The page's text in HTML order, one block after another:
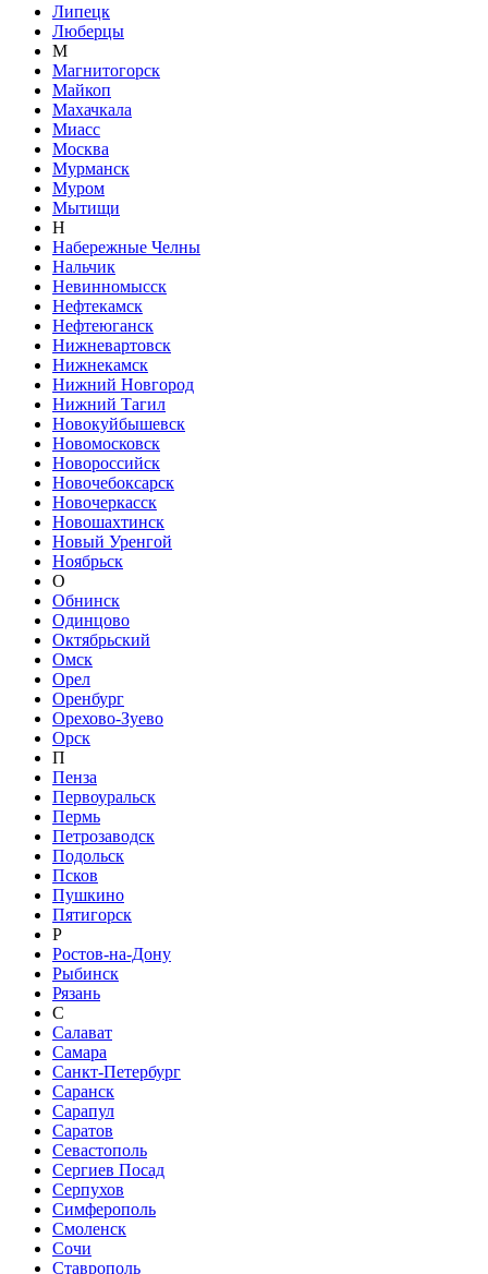
Липецк
Люберцы
М
Магнитогорск
Майкоп
Махачкала
Миасс
Москва
Мурманск
Муром
Мытищи
Н
Набережные Челны
Нальчик
Невинномысск
Нефтекамск
Нефтеюганск
Нижневартовск
Нижнекамск
Нижний Новгород
Нижний Тагил
Новокуйбышевск
Новомосковск
Новороссийск
Новочебоксарск
Новочеркасск
Новошахтинск
Новый Уренгой
Ноябрьск
О
Обнинск
Одинцово
Октябрьский
Омск
Орел
Оренбург
Орехово-Зуево
Орск
П
Пенза
Первоуральск
Пермь
Петрозаводск
Подольск
Псков
Пушкино
Пятигорск
Р
Ростов-на-Дону
Рыбинск
Рязань
С
Салават
Самара
Санкт-Петербург
Саранск
Сарапул
Саратов
Севастополь
Сергиев Посад
Серпухов
Симферополь
Смоленск
Сочи
Ставрополь